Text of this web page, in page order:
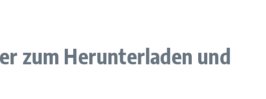
zum Herunterladen und